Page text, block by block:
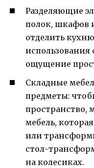
Разделяющие
полок, шкафов
отделить
использования
ощущение
Складные
предметы:
пространство,
мебель,
или
стол-
на колесиках.